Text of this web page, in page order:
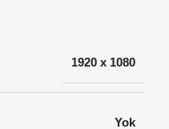
1920 x 1080
Yok